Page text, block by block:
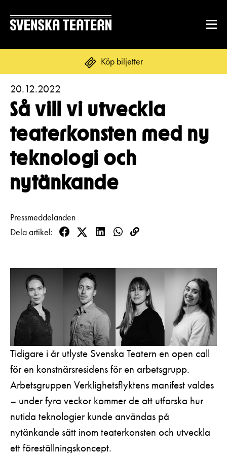
Köp biljetter
Suomi
REPERTOAR & BILJETTER
Repertoar
Kalender
Kundtjänst
Biljetter
Unga
DITT BESÖK
Mat & dryck
Textning
Frågor & svar
Platskarta
GRUPPER & FÖRETAG
Pedagognätverk & skolgrupper
Guidning
OM SVENSKA TEATERN
Teaterns verksamhet
Ensemble
Historia
Kontaktuppgifter
Press
Jobba hos oss
Nyhetsbrev
Svenska Teatern Live
Så vill vi utveckla
teaterkonsten med ny
teknologi och
nytänkande
20.12.2022
Pressmeddelanden
Dela artikel
Facebook
TwitterLinkedInWhatsApp
Kopioi
Tidigare i år utlyste Svenska Teatern en open call
för en konstnärsresidens för en arbetsgrupp.
Arbetsgruppen Verklighetsflyktens manifest valdes
– under fyra veckor kommer de att utforska hur
nutida teknologier kunde användas på
nytänkande sätt inom teaterkonsten och utveckla
ett föreställningskoncept.